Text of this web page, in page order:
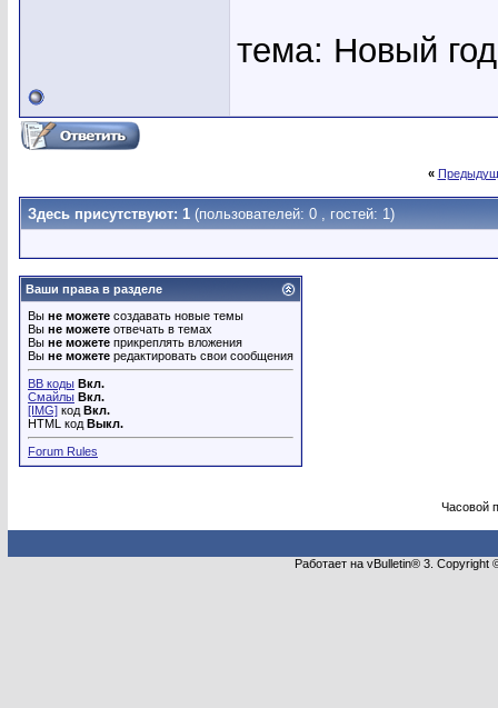
тема: Новый
«
Здесь присутствуют: 1 (пользователей: 0 , гостей: 1)
Ваши права в разделе
Вы не можете создавать новые темы
Вы не можете отвечать в темах
Вы не можете прикреплять вложения
Вы не можете редактировать свои сообщения
BB коды Вкл.
Смайлы Вкл.
[IMG] код Вкл.
HTML код Выкл.
Forum Rules
Часовой
Работает на vBulletin® 3.